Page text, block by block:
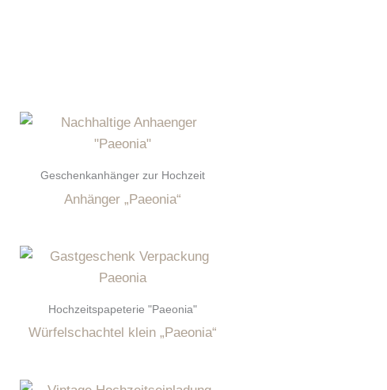
Geschenkanhänger zur Hochzeit
Anhänger „Paeonia“
Hochzeitspapeterie "Paeonia"
Würfelschachtel klein „Paeonia“